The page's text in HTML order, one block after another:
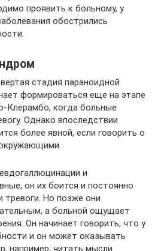
проявить к больному, у
обострились
стадия параноидной
формироваться еще на этапе
Клерамбо, когда больные
Однако впоследствии
более явной, если говорить о
и
он их боится и постоянно
тревоги. Но позже они
а больной ощущает
Он начинает говорить, что у
и он может оказывать
например, читать мысли